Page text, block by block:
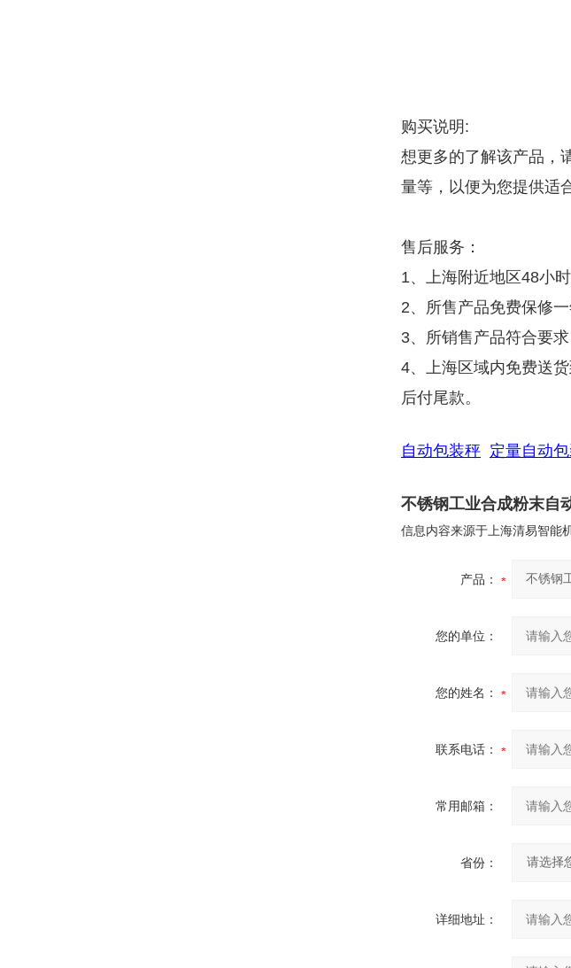
购买说明:
想更多的了解该产品，
量等，以便为您提供适
售后服务：
1、上海附近地区48小时
2、所售产品免费保修一
3、所销售产品符合要
4、上海区域内免费送
后付尾款。
自动包装秤 定量自动
不锈钢工业合成粉末自
信息内容来源于上海清易智能
产品：
您的单位：
您的姓名：
联系电话：
常用邮箱：
省份：
详细地址：